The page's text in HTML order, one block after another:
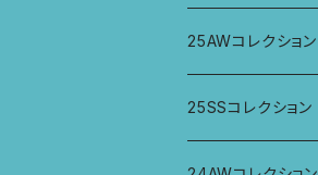
トップス
ジャケット、羽織
25AWコレクション
トップス
25SSコレクション